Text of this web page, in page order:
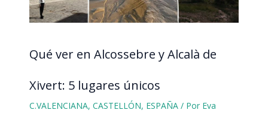
Qué ver en Alcossebre y Alcalà de
Xivert: 5 lugares únicos
C.VALENCIANA, CASTELLÓN, ESPAÑA/ Por Eva